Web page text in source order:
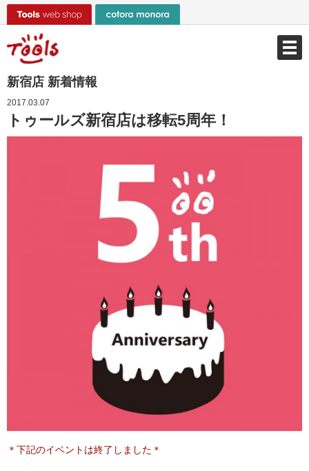
新宿店 新着情報
2017.03.07
トゥールズ新宿店は移転5周年！
＊下記のイベントは終了しました＊